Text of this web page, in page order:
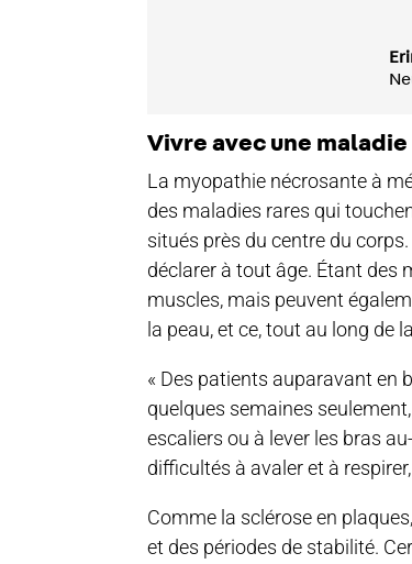
Vivre avec une maladie
La myopathie nécrosante à
des maladies rares qui
situés près du centre du
déclarer à tout âge. Étant des
muscles, mais peuvent
la peau, et ce, tout au long de
« Des patients auparavant en
quelques semaines
escaliers ou à lever les bras
difficultés à avaler et à
Comme la sclérose en
et des périodes de stabilité.